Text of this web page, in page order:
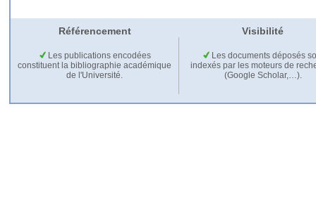
Référencement Visibilité
Les publications encodées
constituent la bibliographie académique
de l'Université.
Les documents déposés
indexés par les moteurs de
(Google Scholar,…).